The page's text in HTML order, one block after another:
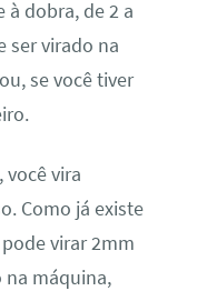
à dobra, de 2 a
ser virado na
se você tiver
você vira
Como já existe
virar 2mm
na máquina,